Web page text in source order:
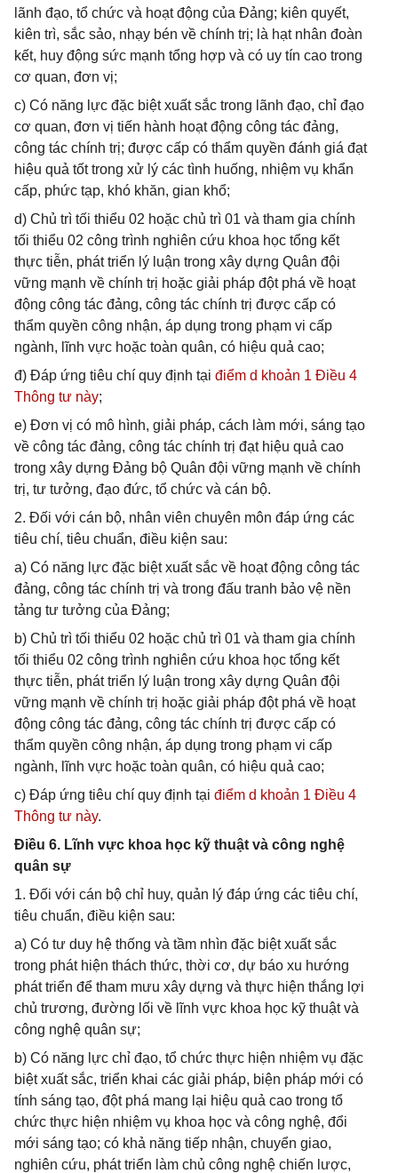
lãnh đạo, tổ chức và hoạt động của Đảng; kiên quyết,
kiên trì, sắc sảo, nhạy bén về chính trị; là hạt nhân đoàn
kết, huy động sức mạnh tổng hợp và có uy tín cao trong
cơ quan, đơn vị;
c) Có năng lực đặc biệt xuất sắc trong lãnh đạo, chỉ đạo
cơ quan, đơn vị tiến hành hoạt động công tác đảng,
công tác chính trị; được cấp có thẩm quyền đánh giá đạt
hiệu quả tốt trong xử lý các tình huống, nhiệm vụ khẩn
cấp, phức tạp, khó khăn, gian khổ;
d) Chủ trì tối thiểu 02 hoặc chủ trì 01 và tham gia chính
tối thiểu 02 công trình nghiên cứu khoa học tổng kết
thực tiễn, phát triển lý luận trong xây dựng Quân đội
vững mạnh về chính trị hoặc giải pháp đột phá về hoạt
động công tác đảng, công tác chính trị được cấp có
thẩm quyền công nhận, áp dụng trong phạm vi cấp
ngành, lĩnh vực hoặc toàn quân, có hiệu quả cao;
đ) Đáp ứng tiêu chí quy định tại điểm d khoản 1 Điều 4
Thông tư này;
e) Đơn vị có mô hình, giải pháp, cách làm mới, sáng tạo
về công tác đảng, công tác chính trị đạt hiệu quả cao
trong xây dựng Đảng bộ Quân đội vững mạnh về chính
trị, tư tưởng, đạo đức, tổ chức và cán bộ.
2. Đối với cán bộ, nhân viên chuyên môn đáp ứng các
tiêu chí, tiêu chuẩn, điều kiện sau:
a) Có năng lực đặc biệt xuất sắc về hoạt động công tác
đảng, công tác chính trị và trong đấu tranh bảo vệ nền
tảng tư tưởng của Đảng;
b) Chủ trì tối thiểu 02 hoặc chủ trì 01 và tham gia chính
tối thiểu 02 công trình nghiên cứu khoa học tổng kết
thực tiễn, phát triển lý luận trong xây dựng Quân đội
vững mạnh về chính trị hoặc giải pháp đột phá về hoạt
động công tác đảng, công tác chính trị được cấp có
thẩm quyền công nhận, áp dụng trong phạm vi cấp
ngành, lĩnh vực hoặc toàn quân, có hiệu quả cao;
c) Đáp ứng tiêu chí quy định tại điểm d khoản 1 Điều 4
Thông tư này.
Điều 6. Lĩnh vực khoa học kỹ thuật và công nghệ
quân sự
1. Đối với cán bộ chỉ huy, quản lý đáp ứng các tiêu chí,
tiêu chuẩn, điều kiện sau:
a) Có tư duy hệ thống và tầm nhìn đặc biệt xuất sắc
trong phát hiện thách thức, thời cơ, dự báo xu hướng
phát triển để tham mưu xây dựng và thực hiện thắng lợi
chủ trương, đường lối về lĩnh vực khoa học kỹ thuật và
công nghệ quân sự;
b) Có năng lực chỉ đạo, tổ chức thực hiện nhiệm vụ đặc
biệt xuất sắc, triển khai các giải pháp, biện pháp mới có
tính sáng tạo, đột phá mang lại hiệu quả cao trong tổ
chức thực hiện nhiệm vụ khoa học và công nghệ, đổi
mới sáng tạo; có khả năng tiếp nhận, chuyển giao,
nghiên cứu, phát triển làm chủ công nghệ chiến lược,